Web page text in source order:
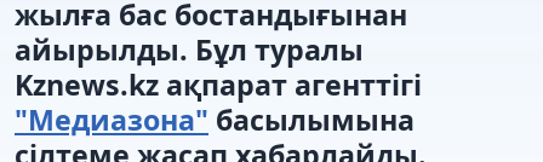
жылға бас бостандығынан
айырылды. Бұл туралы
Kznews.kz ақпарат агенттігі
"Медиазона" басылымына
сілтеме жасап хабарлайды.